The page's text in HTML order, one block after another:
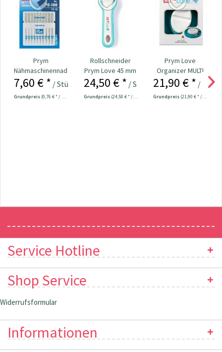
Prym
Nähmaschinennadeln
130/705
Universal...
7,60 € * / Stück
Grundpreis (0,76 € * / 1 Stück)
Rollschneider
Prym Love 45 mm
24,50 € * / Stück
Grundpreis (24,50 € * / 1 Stück)
Prym Love
Organizer MULTI
Nr. 610286
21,90 € * / Stück
Grundpreis (21,90 € * / 1 Stück)
Service Hotline
Shop Service
Widerrufsformular
Informationen